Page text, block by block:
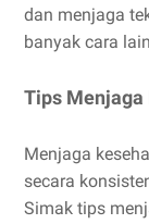
dan menjaga
banyak cara
Tips Menjaga
Menjaga
secara
Simak tips